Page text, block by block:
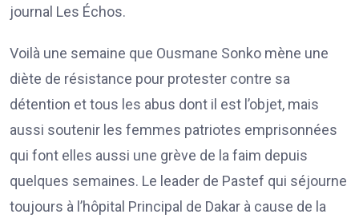
journal Les Échos.
Voilà une semaine que Ousmane Sonko mène une
diète de résistance pour protester contre sa
détention et tous les abus dont il est l’objet, mais
aussi soutenir les femmes patriotes emprisonnées
qui font elles aussi une grève de la faim depuis
quelques semaines. Le leader de Pastef qui séjourne
toujours à l’hôpital Principal de Dakar à cause de la